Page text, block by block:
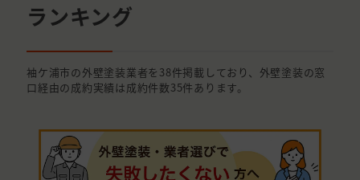
ランキング
袖ケ浦市の外壁塗装業者を38件掲載しており、外壁塗装の窓
口経由の成約実績は成約件数35件あります。